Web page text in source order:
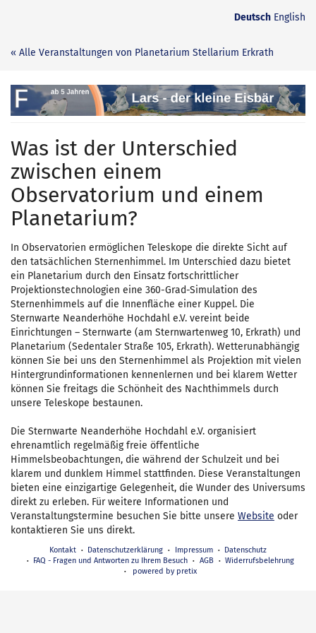
springen
Deutsch English
« Alle Veranstaltungen von Planetarium Stellarium Erkrath
Lars
der
kleine
Eisbär
Was ist der Unterschied
zwischen einem
Observatorium und einem
Planetarium?
In Observatorien ermöglichen Teleskope die direkte Sicht auf
den tatsächlichen Sternenhimmel. Im Unterschied dazu bietet
ein Planetarium durch den Einsatz fortschrittlicher
Projektionstechnologien eine 360-Grad-Simulation des
Sternenhimmels auf die Innenfläche einer Kuppel. Die
Sternwarte Neanderhöhe Hochdahl e.V. vereint beide
Einrichtungen – Sternwarte (am Sternwartenweg 10, Erkrath) und
Planetarium (Sedentaler Straße 105, Erkrath). Wetterunabhängig
können Sie bei uns den Sternenhimmel als Projektion mit vielen
Hintergrundinformationen kennenlernen und bei klarem Wetter
können Sie freitags die Schönheit des Nachthimmels durch
unsere Teleskope bestaunen.
Die Sternwarte Neanderhöhe Hochdahl e.V. organisiert
ehrenamtlich regelmäßig freie öffentliche
Himmelsbeobachtungen, die während der Schulzeit und bei
klarem und dunklem Himmel stattfinden. Diese Veranstaltungen
bieten eine einzigartige Gelegenheit, die Wunder des Universums
direkt zu erleben. Für weitere Informationen und
Veranstaltungstermine besuchen Sie bitte unsere Website oder
kontaktieren Sie uns direkt.
Kontakt Datenschutzerklärung Impressum
Datenschutz
FAQ - Fragen und Antworten zu Ihrem Besuch
AGB
Widerrufsbelehrung
powered by pretix